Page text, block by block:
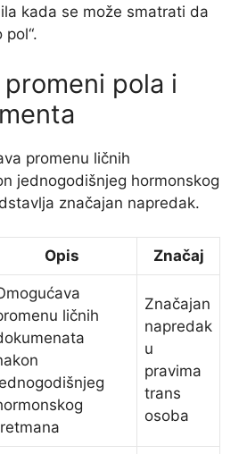
kada se može smatrati da
pol“.
pola i
promenu ličnih
jednogodišnjeg hormonskog
značajan napredak.
Opis Značaj
ličnih
Značajan
napredak
u
pravima
trans
osoba